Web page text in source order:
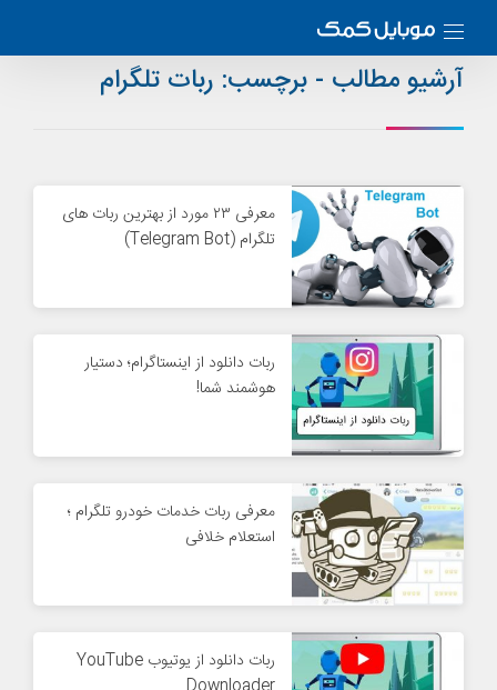
آرشیو مطالب - برچسب: ربات‌ تلگرام
معرفی ۲۳ مورد از بهترین ربات های
تلگرام (Telegram Bot)
ربات دانلود از اینستاگرام؛ دستیار
هوشمند شما!
معرفی ربات خدمات خودرو تلگرام ؛
استعلام خلافی
ربات دانلود از یوتیوب YouTube